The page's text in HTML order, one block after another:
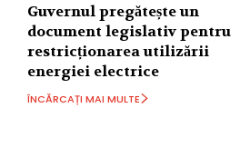
Guvernul pregătește un
document legislativ pentru
restricționarea utilizării
energiei electrice
ÎNCĂRCAȚI MAI MULTE